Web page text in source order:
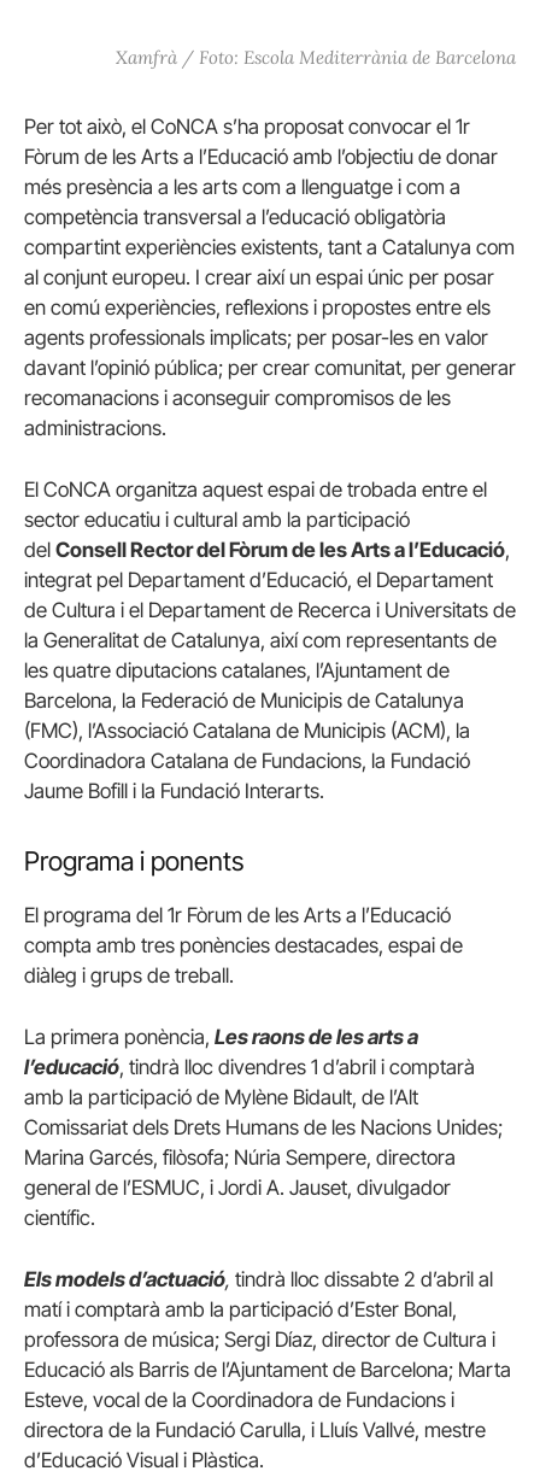
Xamfrà / Foto: Escola Mediterrània de Barcelona
Per tot això, el CoNCA s’ha proposat convocar el 1r
Fòrum de les Arts a l’Educació amb l’objectiu de donar
més presència a les arts com a llenguatge i com a
competència transversal a l’educació obligatòria
compartint experiències existents, tant a Catalunya com
al conjunt europeu. I crear així un espai únic per posar
en comú experiències, reflexions i propostes entre els
agents professionals implicats; per posar-les en valor
davant l’opinió pública; per crear comunitat, per generar
recomanacions i aconseguir compromisos de les
administracions.
El CoNCA organitza aquest espai de trobada entre el
sector educatiu i cultural amb la participació
del Consell Rector del Fòrum de les Arts a l’Educació,
integrat pel Departament d’Educació, el Departament
de Cultura i el Departament de Recerca i Universitats de
la Generalitat de Catalunya, així com representants de
les quatre diputacions catalanes, l’Ajuntament de
Barcelona, la Federació de Municipis de Catalunya
(FMC), l’Associació Catalana de Municipis (ACM), la
Coordinadora Catalana de Fundacions, la Fundació
Jaume Bofill i la Fundació Interarts.
Programa i ponents
El programa del 1r Fòrum de les Arts a l’Educació
compta amb tres ponències destacades, espai de
diàleg i grups de treball.
La primera ponència, Les raons de les arts a
l’educació, tindrà lloc divendres 1 d’abril i comptarà
amb la participació de Mylène Bidault, de l’Alt
Comissariat dels Drets Humans de les Nacions Unides;
Marina Garcés, filòsofa; Núria Sempere, directora
general de l’ESMUC, i Jordi A. Jauset, divulgador
científic.
Els models d’actuació, tindrà lloc dissabte 2 d’abril al
matí i comptarà amb la participació d’Ester Bonal,
professora de música; Sergi Díaz, director de Cultura i
Educació als Barris de l’Ajuntament de Barcelona; Marta
Esteve, vocal de la Coordinadora de Fundacions i
directora de la Fundació Carulla, i Lluís Vallvé, mestre
d’Educació Visual i Plàstica.